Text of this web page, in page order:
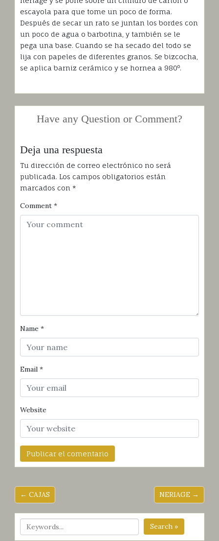
escayola para que tome un poco de forma.
Después de secar un rato se juntan los bordes con
un poco de agua o barbotina, y también se le
pega una base. Cuando se ha secado del todo se
lija con papeles de diferentes granos. Se bizcocha,
se aplica barniz cerámico y se hornea a 980º.
Have any Question or Comment?
Deja una respuesta
Tu dirección de correo electrónico no será
publicada. Los campos obligatorios están
marcados con *
Comment *
Name *
Email *
Website
← CAJAS NERIAGE →
Search »